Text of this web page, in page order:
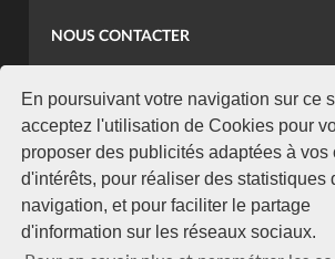
En poursuivant votre navigation sur ce
acceptez l'utilisation de Cookies pour
proposer des publicités adaptées à vos
d'intérêts, pour réaliser des statistiques
navigation, et pour faciliter le partage
d'information sur les réseaux sociaux.
NOUS CONTACTER
koaci@yahoo.fr
+225 07 08 85 52 93
NEWSLETTER
Restez connecté via notre newsletter
S'abonner